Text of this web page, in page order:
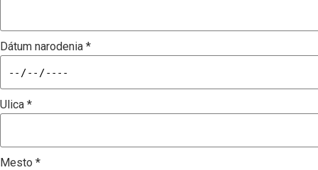
Dátum narodenia *
Ulica *
Mesto *